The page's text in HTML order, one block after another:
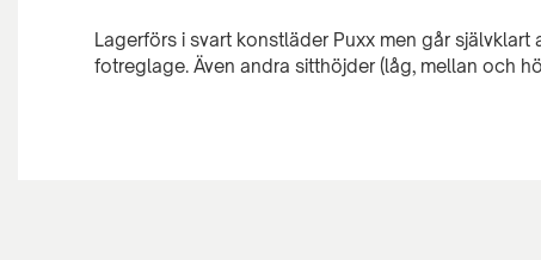
Lagerförs i svart konstläder Puxx men går